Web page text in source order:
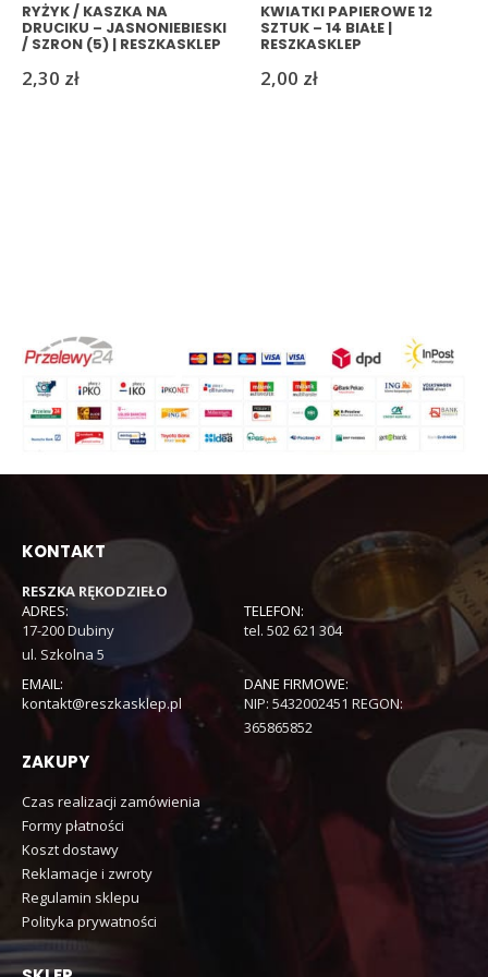
RYŻYK / KASZKA NA
DRUCIKU – JASNONIEBIESKI
/ SZRON (5) | RESZKASKLEP
2,30 zł
KWIATKI PAPIEROWE 12
SZTUK – 14 BIAŁE |
RESZKASKLEP
2,00 zł
KONTAKT
RESZKA RĘKODZIEŁO
ADRES:
17-200 Dubiny
ul. Szkolna 5
TELEFON:
tel. 502 621 304
EMAIL:
kontakt@reszkasklep.pl
DANE FIRMOWE:
NIP: 5432002451 REGON:
365865852
ZAKUPY
Czas realizacji zamówienia
Formy płatności
Koszt dostawy
Reklamacje i zwroty
Regulamin sklepu
Polityka prywatności